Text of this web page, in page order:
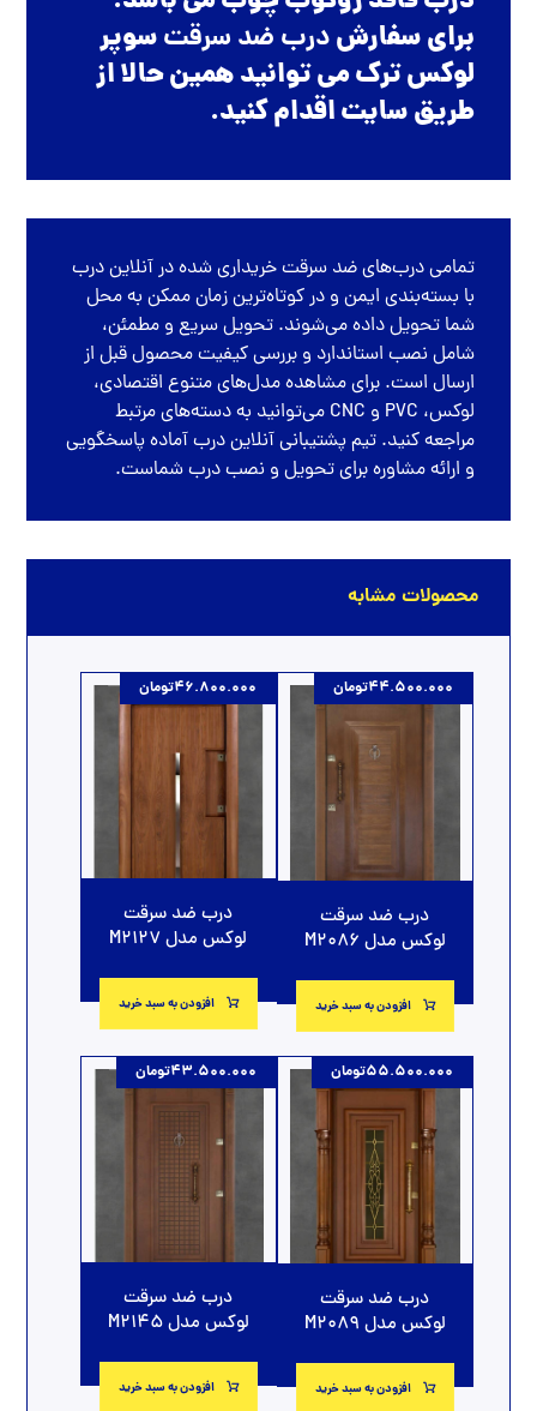
برای سفارشدرب ضد سرقتسوپر
لوکس ترک می توانید همین حالا از
طریق سایت اقدام کنید.
تمامیدرب‌های ضد سرقتخریداری شده درآنلاین درب
با بسته‌بندی ایمن و در کوتاه‌ترین زمان ممکن به محل
شما تحویل داده می‌شوند. تحویل سریع و مطمئن،
شامل نصب استاندارد و بررسی کیفیت محصول قبل از
ارسال است. برای مشاهده مدل‌های متنوع اقتصادی،
لوکس، PVC و CNC می‌توانید به دسته‌های مرتبط
مراجعه کنید. تیم پشتیبانی آنلاین درب آماده پاسخگویی
و ارائه مشاوره برای تحویل و نصب درب شماست.
محصولات مشابه
درب ضد سرقت
لوکس مدل M2086
44.500.000تومان
افزودن به سبد خرید
درب ضد سرقت
لوکس مدل M2127
46.800.000تومان
افزودن به سبد خرید
درب ضد سرقت
لوکس مدل M2089
55.500.000تومان
افزودن به سبد خرید
درب ضد سرقت
لوکس مدل M2145
43.500.000تومان
افزودن به سبد خرید